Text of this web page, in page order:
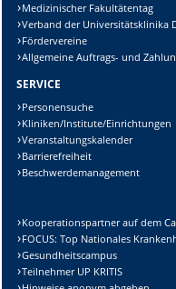
Medizinischer Fakultätentag
Verband der Universitätsklinika
Fördervereine
Allgemeine Auftrags- und
SERVICE
Personensuche
Kliniken/Institute/Einrichtungen
Veranstaltungskalender
Barrierefreiheit
Beschwerdemanagement
Kooperationspartner auf dem
FOCUS: Top Nationales
Gesundheitscampus
Teilnehmer UP KRITIS